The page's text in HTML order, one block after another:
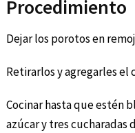
Procedimiento
Dejar los porotos en
Retirarlos y agregarles el
Cocinar hasta que estén
azúcar y tres cucharadas